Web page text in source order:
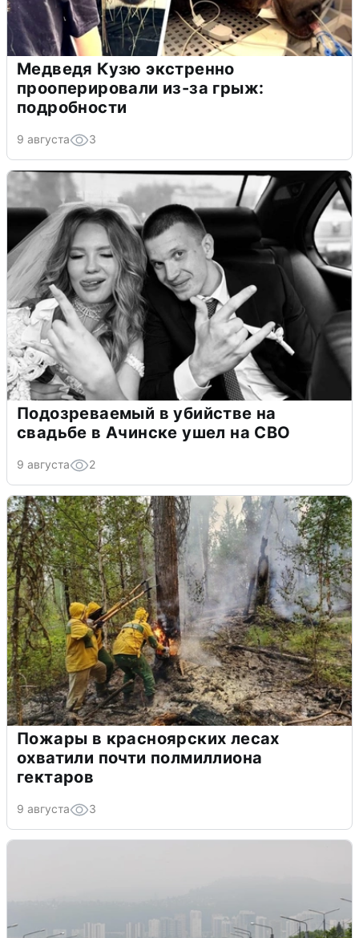
Медведя Кузю экстренно
прооперировали из-за грыж:
подробности
9 августа 3
Подозреваемый в убийстве на
свадьбе в Ачинске ушел на СВО
9 августа 2
Пожары в красноярских лесах
охватили почти полмиллиона
гектаров
9 августа 3